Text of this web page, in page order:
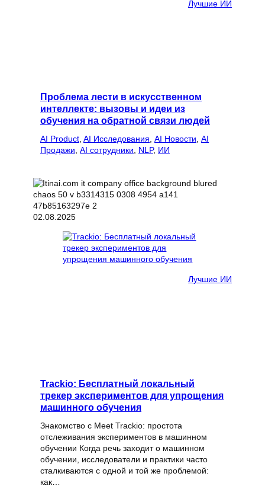
Лучшие ИИ
Проблема лести в искусственном
интеллекте: вызовы и идеи из
обучения на обратной связи людей
AI Product AI Исследования AI Новости AI
Продажи AI сотрудники NLP, ИИ
02.08.2025
Лучшие ИИ
Trackio: Бесплатный локальный
трекер экспериментов для упрощения
машинного обучения
Знакомство с Meet Trackio: простота
отслеживания экспериментов в машинном
обучении Когда речь заходит о машинном
обучении, исследователи и практики часто
сталкиваются с одной и той же проблемой:
как…